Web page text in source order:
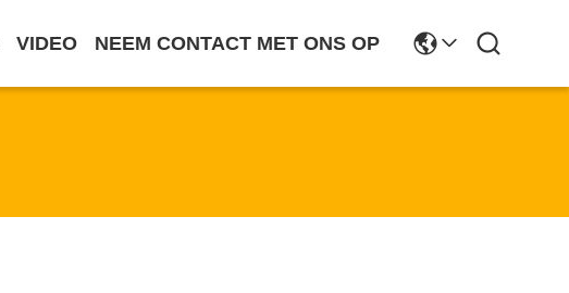
VIDEO NEEM CONTACT MET ONS OP